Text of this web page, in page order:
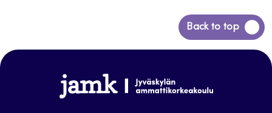
Back to top
Back
to
www.jamk.fi